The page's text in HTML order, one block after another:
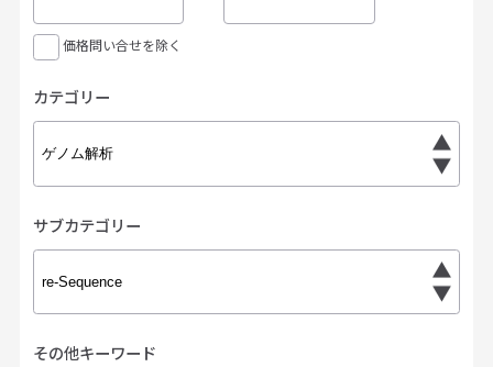
価格問い合せを除く
カテゴリー
サブカテゴリー
その他キーワード